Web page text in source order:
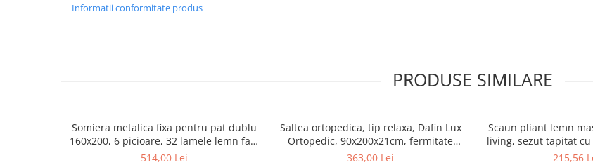
Informatii conformitate produs
PRODUSE SIMILARE
Somiera metalica fixa pentru pat dublu
160x200, 6 picioare, 32 lamele lemn fag,
benzi textile, suport saltea ferm, negru
514,00 Lei
Saltea ortopedica, tip relaxa, Dafin Lux
Ortopedic, 90x200x21cm, fermitate
medie, cu plasa de arcuri tip Bonell, fata
363,00 Lei
Scaun pliant lemn
living, sezut tapitat
100 kg,
215,56